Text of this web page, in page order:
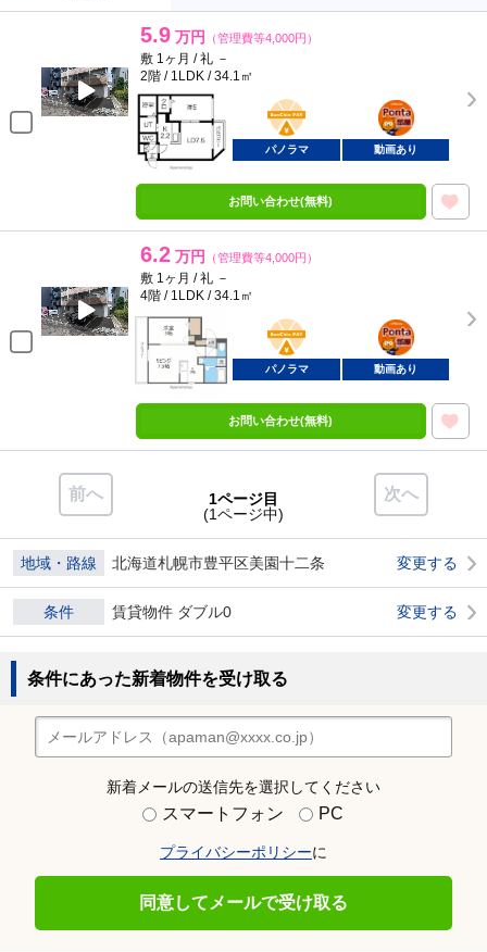
5.9 万円 （管理費等4,000円）
敷 1ヶ月 / 礼 －
2階 / 1LDK / 34.1㎡
BunChinPAY
ポンタ
部屋
パノラマ 動画あり
お問い合わせ(無料)
6.2 万円 （管理費等4,000円）
敷 1ヶ月 / 礼 －
4階 / 1LDK / 34.1㎡
BunChinPAY
ポンタ
部屋
パノラマ 動画あり
お問い合わせ(無料)
前へ 次へ
1ページ目
(1ページ中)
地域・路線 北海道札幌市豊平区美園十二条 変更する
条件 賃貸物件 ダブル0 変更する
条件にあった新着物件を受け取る
新着メールの送信先を選択してください
スマートフォン PC
プライバシーポリシーに
同意してメールで受け取る